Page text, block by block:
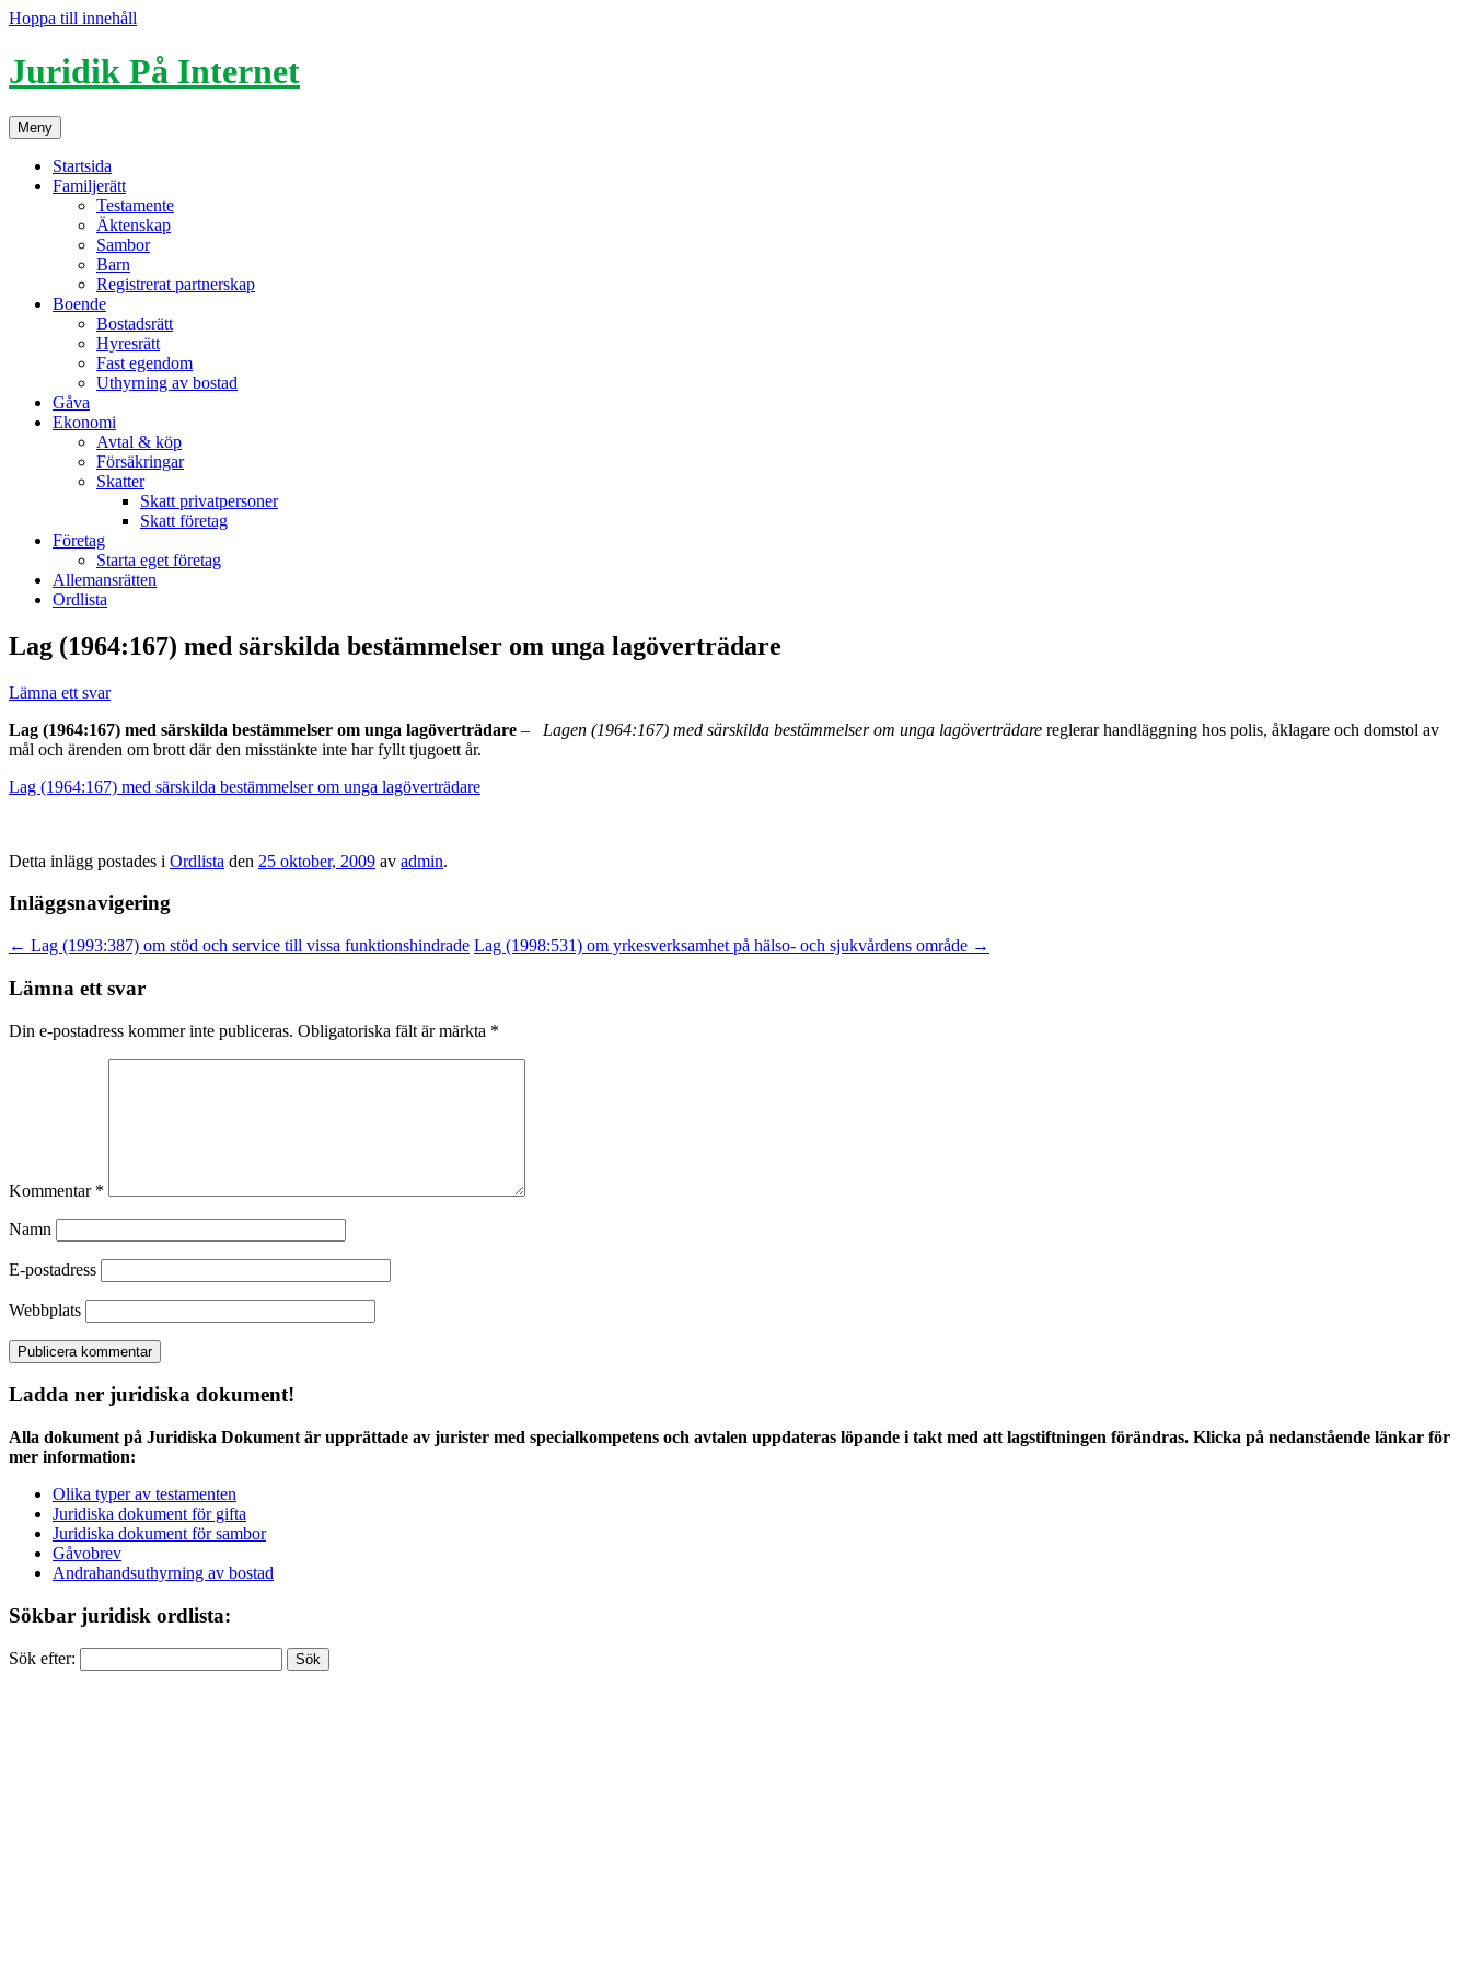
Hoppa till innehåll
Juridik På Internet
Meny
Startsida
Familjerätt
Testamente
Äktenskap
Sambor
Barn
Registrerat partnerskap
Boende
Bostadsrätt
Hyresrätt
Fast egendom
Uthyrning av bostad
Gåva
Ekonomi
Avtal & köp
Försäkringar
Skatter
Skatt privatpersoner
Skatt företag
Företag
Starta eget företag
Allemansrätten
Ordlista
Lag (1964:167) med särskilda bestämmelser om unga lagöverträdare
Lämna ett svar
Lag (1964:167) med särskilda bestämmelser om unga lagöverträdare – Lagen (1964:167) med särskilda bestämmelser om unga lagöverträdare reglerar handläggning hos polis, åklagare och domstol av
mål och ärenden om brott där den misstänkte inte har fyllt tjugoett år.
Lag (1964:167) med särskilda bestämmelser om unga lagöverträdare
Detta inlägg postades i Ordlista den 25 oktober, 2009 av admin.
Inläggsnavigering
← Lag (1993:387) om stöd och service till vissa funktionshindrade Lag (1998:531) om yrkesverksamhet på hälso- och sjukvårdens område →
Lämna ett svar
Din e-postadress kommer inte publiceras. Obligatoriska fält är märkta *
Kommentar *
Namn
E-postadress
Webbplats
Ladda ner juridiska dokument!
Alla dokument på Juridiska Dokument är upprättade av jurister med specialkompetens och avtalen uppdateras löpande i takt med att lagstiftningen förändras. Klicka på nedanstående länkar för
mer information:
Olika typer av testamenten
Juridiska dokument för gifta
Juridiska dokument för sambor
Gåvobrev
Andrahandsuthyrning av bostad
Sökbar juridisk ordlista:
Sök efter: